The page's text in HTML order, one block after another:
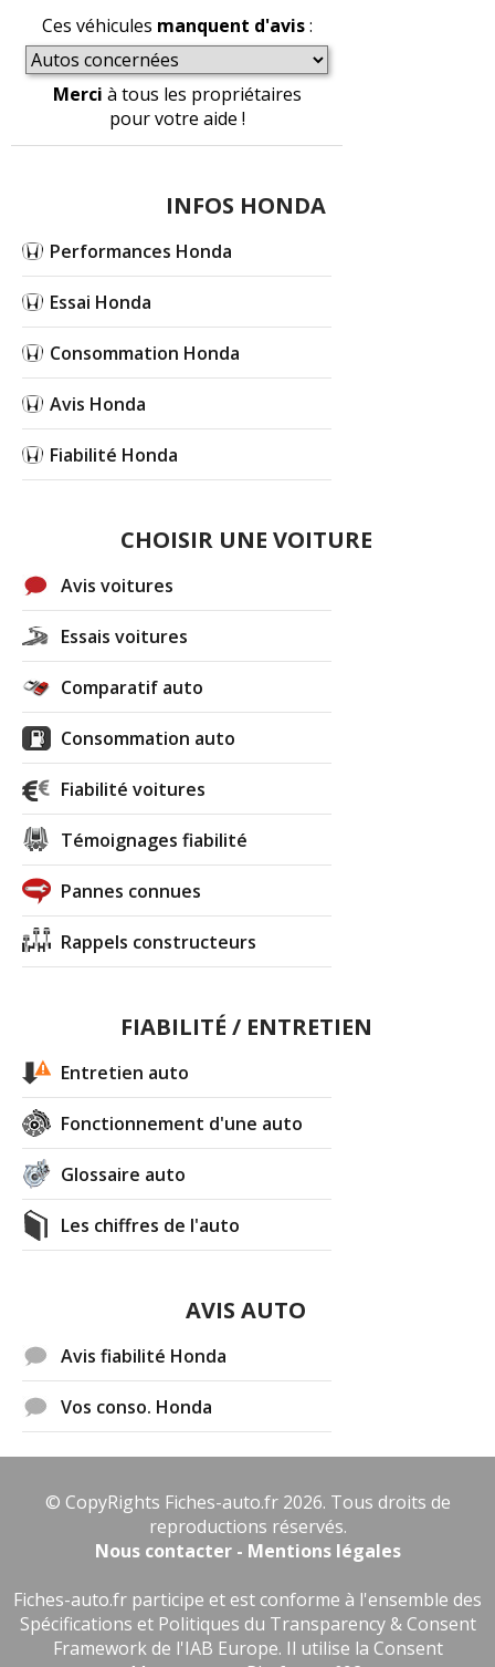
Ces véhicules manquent d'avis:
Merci à tous les propriétaires
pour votre aide !
INFOS HONDA
Performances Honda
Essai Honda
Consommation Honda
Avis Honda
Fiabilité Honda
CHOISIR UNE VOITURE
Avis voitures
Essais voitures
Comparatif auto
Consommation auto
Fiabilité voitures
Témoignages fiabilité
Pannes connues
Rappels constructeurs
FIABILITÉ / ENTRETIEN
Entretien auto
Fonctionnement d'une auto
Glossaire auto
Les chiffres de l'auto
AVIS AUTO
Avis fiabilité Honda
Vos conso. Honda
© CopyRights Fiches-auto.fr 2026. Tous droits de
reproductions réservés.
Nous contacter - Mentions légales
Fiches-auto.fr participe et est conforme à l'ensemble des
Spécifications et Politiques du Transparency & Consent
Framework de l'IAB Europe. Il utilise la Consent